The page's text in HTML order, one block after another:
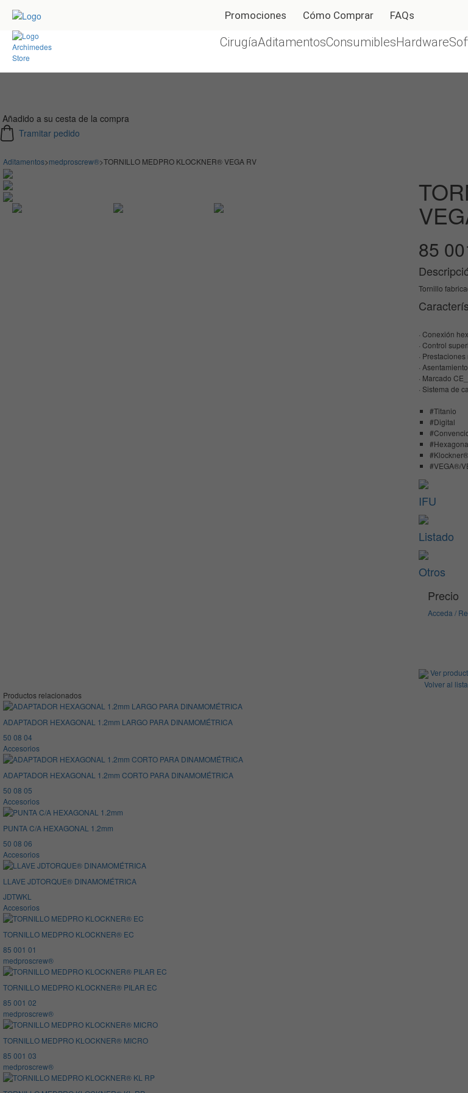
Promociones Cómo Comprar FAQs
CirugíaAditamentosConsumiblesHardware
Añadido a su cesta de la compra
Tramitar pedido
Aditamentos>medproscrew®>TORNILLO MEDPRO KLOCKNER® VEGA RV
85
Tornillo
· Conexión
· Control
·
·
· Marcado
· Sistema de
#Titanio
#Digital
#Klockner®
#VEGA®/
IFU
Listado
Otros
Precio
Acceda /
Ver
Volver al
Productos relacionados
ADAPTADOR HEXAGONAL 1.2mm LARGO PARA DINAMOMÉTRICA
50 08 04
Accesorios
ADAPTADOR HEXAGONAL 1.2mm CORTO PARA DINAMOMÉTRICA
50 08 05
Accesorios
PUNTA C/A HEXAGONAL 1.2mm
50 08 06
Accesorios
LLAVE JDTORQUE® DINAMOMÉTRICA
JDTWKL
Accesorios
TORNILLO MEDPRO KLOCKNER® EC
85 001 01
medproscrew®
TORNILLO MEDPRO KLOCKNER® PILAR EC
85 001 02
medproscrew®
TORNILLO MEDPRO KLOCKNER® MICRO
85 001 03
medproscrew®